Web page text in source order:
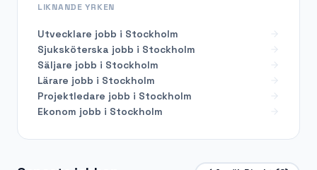
LIKNANDE YRKEN
Utvecklare jobb i Stockholm
Sjuksköterska jobb i Stockholm
Säljare jobb i Stockholm
Lärare jobb i Stockholm
Projektledare jobb i Stockholm
Ekonom jobb i Stockholm